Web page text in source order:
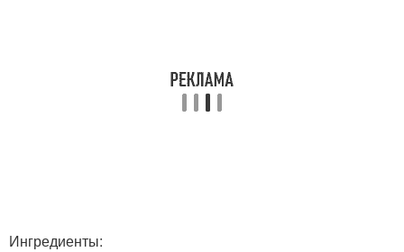
Торт из заварного теста
Ингредиенты: